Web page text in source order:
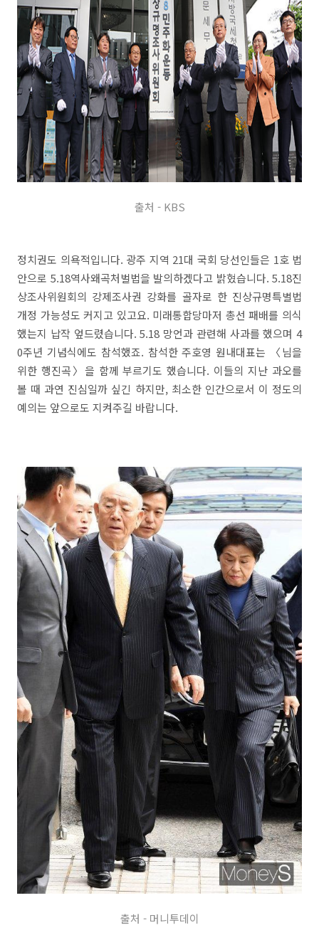
출처 - KBS
정치권도 의욕적입니다. 광주 지역 21대 국회 당선인들은 1호 법
안으로 5.18역사왜곡처벌법을 발의하겠다고 밝혔습니다. 5.18진
상조사위원회의 강제조사권 강화를 골자로 한 진상규명특별법
개정 가능성도 커지고 있고요. 미래통합당마저 총선 패배를 의식
했는지 납작 엎드렸습니다. 5.18 망언과 관련해 사과를 했으며 4
0주년 기념식에도 참석했죠. 참석한 주호영 원내대표는 〈님을
위한 행진곡〉을 함께 부르기도 했습니다. 이들의 지난 과오를
볼 때 과연 진심일까 싶긴 하지만, 최소한 인간으로서 이 정도의
예의는 앞으로도 지켜주길 바랍니다.
출처 - 머니투데이